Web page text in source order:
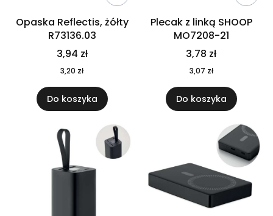
Opaska Reflectis, żółty
R73136.03
3,94 zł
3,20 zł
Do koszyka
Plecak z linką SHOOP
MO7208-21
3,78 zł
3,07 zł
Do koszyka